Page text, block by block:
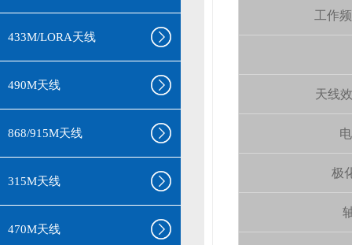
433M/LORA天线
490M天线
868/915M天线
315M天线
470M天线
工作
天线
极